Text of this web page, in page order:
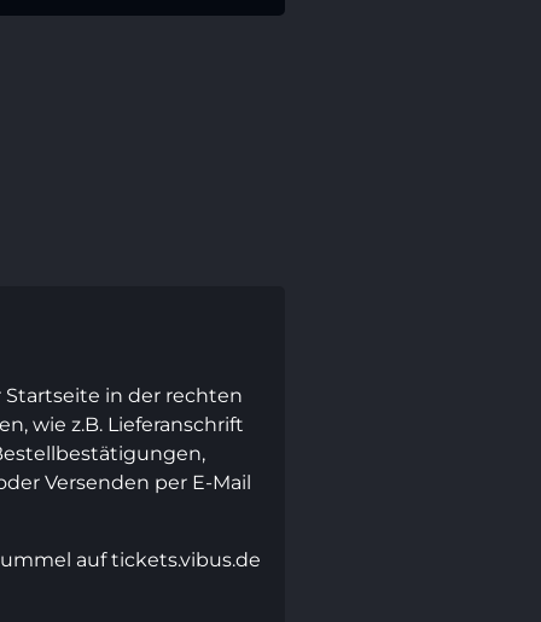
in der rechten
wie z.B. Lieferanschrift
Versenden per E-Mail
auf tickets.vibus.de